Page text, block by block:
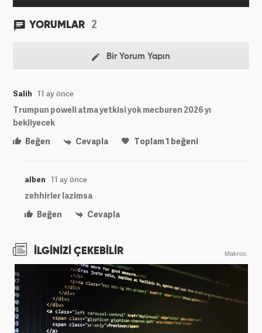
YORUMLAR 2
Bir Yorum Yapın
Salih 11 ay önce
Trumpun poweli atma yetkisi yok mecburen 2026 yı
bekliyecek
Beğen
Cevapla Toplam1 beğeni
alben 11 ay önce
zehhirler lazimsa
Beğen
Cevapla
İLGİNİZİ ÇEKEBİLİR Makroo